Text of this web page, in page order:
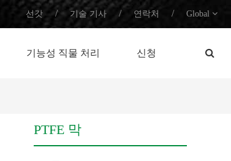
선갓 / 기술 기사 / 연락처 / Global
기능성 직물 처리 신청
PTFE 막